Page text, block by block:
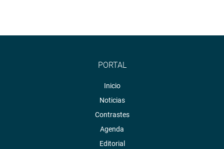
PORTAL
Inicio
Noticias
Contrastes
Agenda
Editorial